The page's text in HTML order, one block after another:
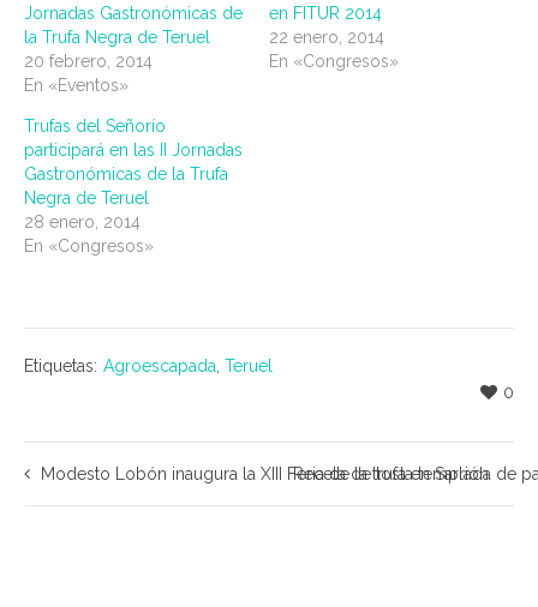
Jornadas Gastronómicas de
la Trufa Negra de Teruel
20 febrero, 2014
En «Eventos»
en FITUR 2014
22 enero, 2014
En «Congresos»
Trufas del Señorío
participará en las II Jornadas
Gastronómicas de la Trufa
Negra de Teruel
28 enero, 2014
En «Congresos»
Etiquetas: Agroescapada Teruel
0
Modesto Lobón inaugura la XIII Feria de la trufa en Sarrión
Receta de tosta templada de